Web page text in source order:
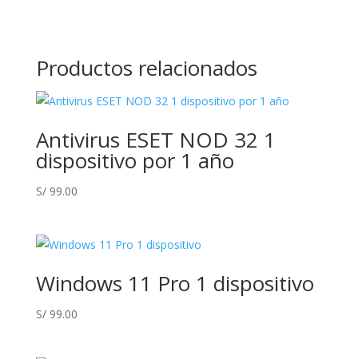
Productos relacionados
Antivirus ESET NOD 32 1
dispositivo por 1 año
S/99.00
Windows 11 Pro 1 dispositivo
S/99.00